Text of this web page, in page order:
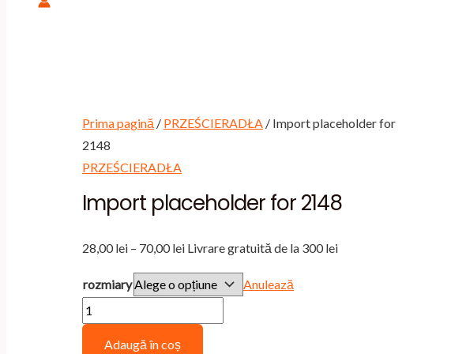
Prima pagină / PRZEŚCIERADŁA / Import placeholder for
2148
PRZEŚCIERADŁA
Import placeholder for 2148
28,00lei – 70,00leiInterval
de
prețuri:
Livrare gratuită de la 300 lei
rozmiary
Anulează
Cantitate
Import
Adaugă în coș